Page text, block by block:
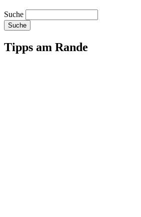
Suche
Tipps am Rande